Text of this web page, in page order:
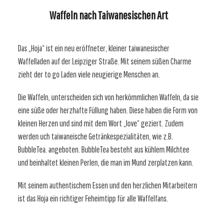
Waffeln nach Taiwanesischen Art
Das „Hoja“ ist ein neu eröffneter, kleiner taiwanesischer
Waffelladen auf der Leipziger Straße. Mit seinem süßen Charme
zieht der to go Laden viele neugierige Menschen an.
Die Waffeln, unterscheiden sich von herkömmlichen Waffeln, da sie
eine süße oder herzhafte Füllung haben. Diese haben die Form von
kleinen Herzen und sind mit dem Wort „love“ geziert. Zudem
werden uch taiwaneische Getränkespezialitäten, wie z.B.
BubbleTea. angeboten. BubbleTea besteht aus kühlem Milchtee
und beinhaltet kleinen Perlen, die man im Mund zerplatzen kann.
Mit seinem authentischem Essen und den herzlichen Mitarbeitern
ist das Hoja ein richtiger Feheimtipp für alle Waffelfans.